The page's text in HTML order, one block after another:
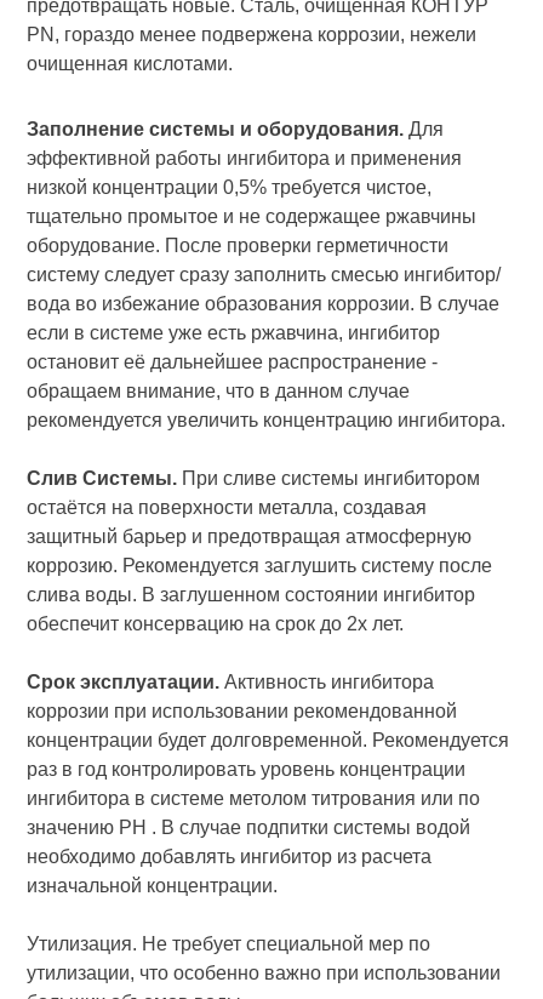
предотвращать новые. Сталь, очищенная КОНТУР
PN, гораздо менее подвержена коррозии, нежели
очищенная кислотами.
Заполнение системы и оборудования. Для
эффективной работы ингибитора и применения
низкой концентрации 0,5% требуется чистое,
тщательно промытое и не содержащее ржавчины
оборудование. После проверки герметичности
систему следует сразу заполнить смесью ингибитор/
вода во избежание образования коррозии. В случае
если в системе уже есть ржавчина, ингибитор
остановит её дальнейшее распространение -
обращаем внимание, что в данном случае
рекомендуется увеличить концентрацию ингибитора.
Слив Системы. При сливе системы ингибитором
остаётся на поверхности металла, создавая
защитный барьер и предотвращая атмосферную
коррозию. Рекомендуется заглушить систему после
слива воды. В заглушенном состоянии ингибитор
обеспечит консервацию на срок до 2х лет.
Срок эксплуатации. Активность ингибитора
коррозии при использовании рекомендованной
концентрации будет долговременной. Рекомендуется
раз в год контролировать уровень концентрации
ингибитора в системе метолом титрования или по
значению PH . В случае подпитки системы водой
необходимо добавлять ингибитор из расчета
изначальной концентрации.
Утилизация. Не требует специальной мер по
утилизации, что особенно важно при использовании